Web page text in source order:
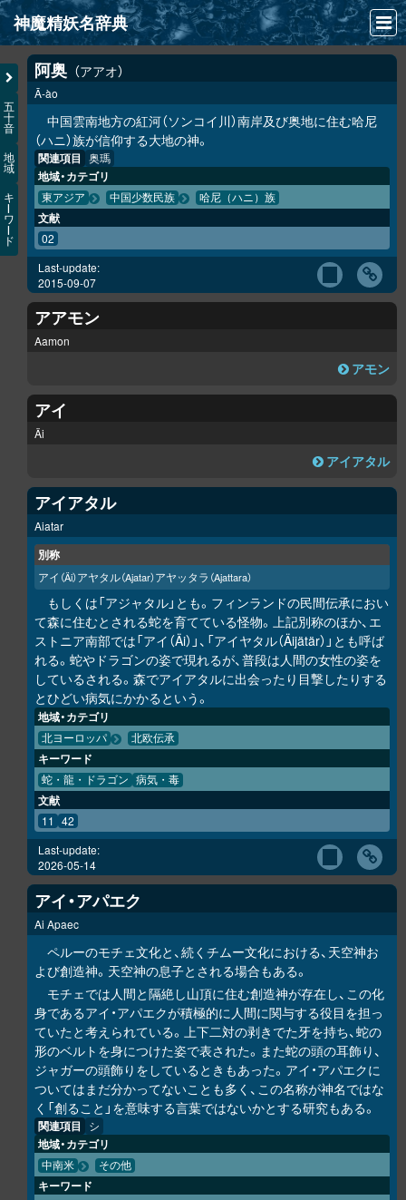
神魔精妖名辞典
NEWS
INFO
文献
検索
凖項目
画像資料便覧
LINK
五
十
音
地
域
キ
ワ
ド
阿奥 アアオ
Ā-ào
中国雲南地方の紅河（ソンコイ川）南岸及び奥地に住む哈尼
（ハニ）族が信仰する大地の神。
関連項目 奥瑪
地域・カテゴリ
東アジア 中国少数民族 哈尼（ハニ）族
文献
02
Last-update:
2015-09-07
アアモン
Aamon
アモン
アイ
Äi
アイアタル
アイアタル
Aiatar
別称
アイ （Äi）アヤタル（Ajatar）アヤッタラ （Ajattara）
もしくは「アジャタル」とも。フィンランドの民間伝承におい
て森に住むとされる蛇を育てている怪物。上記別称のほか、エ
ストニア南部では「アイ（Äi）」、「アイヤタル（Äijätär）」とも呼ば
れる。蛇やドラゴンの姿で現れるが、普段は人間の女性の姿を
しているされる。森でアイアタルに出会ったり目撃したりする
とひどい病気にかかるという。
地域・カテゴリ
北ヨーロッパ 北欧伝承
キーワード
蛇・龍・ドラゴン 病気・毒
文献
11 42
Last-update:
2026-05-14
アイ・アパエク
Ai Apaec
ペルーのモチェ文化と、続くチムー文化における、天空神お
よび創造神。天空神の息子とされる場合もある。
モチェでは人間と隔絶し山頂に住む創造神が存在し、この化
身であるアイ・アパエクが積極的に人間に関与する役目を担っ
ていたと考えられている。上下二対の剥きでた牙を持ち、蛇の
形のベルトを身につけた姿で表された。また蛇の頭の耳飾り、
ジャガーの頭飾りをしているときもあった。アイ・アパエクに
ついてはまだ分かってないことも多く、この名称が神名ではな
く「創ること」を意味する言葉ではないかとする研究もある。
関連項目 シ
地域・カテゴリ
中南米 その他
キーワード